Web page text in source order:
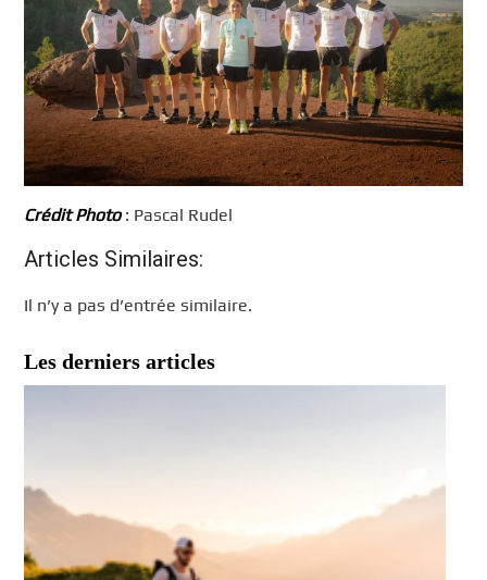
Crédit Photo: Pascal Rudel
Articles Similaires:
Il n’y a pas d’entrée similaire.
Les derniers articles